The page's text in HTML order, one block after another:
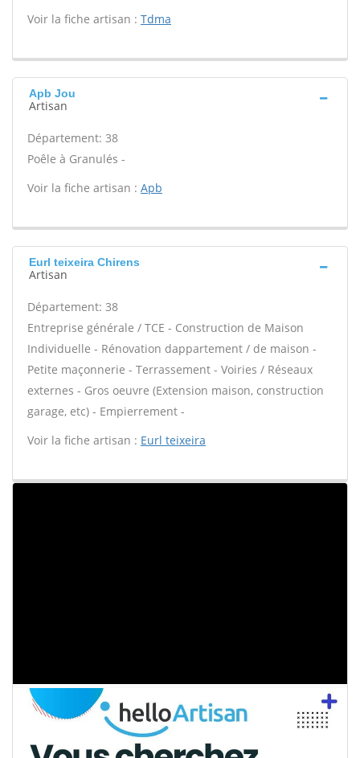
Voir la fiche artisan : Tdma
Apb Jou
Artisan
Département: 38
Poêle à Granulés -
Voir la fiche artisan : Apb
Eurl teixeira Chirens
Artisan
Département: 38
Entreprise générale / TCE - Construction de Maison
Individuelle - Rénovation dappartement / de maison -
Petite maçonnerie - Terrassement - Voiries / Réseaux
externes - Gros oeuvre (Extension maison, construction
garage, etc) - Empierrement -
Voir la fiche artisan : Eurl teixeira